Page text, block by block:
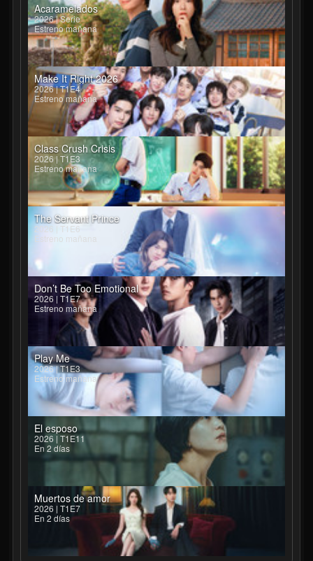
Acaramelados
2026 | Serie
Estreno mañana
Make It Right 2026
2026 | T1E4
Estreno mañana
Class Crush Crisis
2026 | T1E3
Estreno mañana
The Servant Prince
2026 | T1E6
Estreno mañana
Don’t Be Too Emotional
2026 | T1E7
Estreno mañana
Play Me
2026 | T1E3
Estreno mañana
El esposo
2026 | T1E11
En 2 días
Muertos de amor
2026 | T1E7
En 2 días